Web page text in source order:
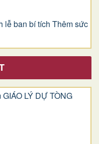
lễ ban bí tích Thêm sức
LÝ DỰ TÒNG